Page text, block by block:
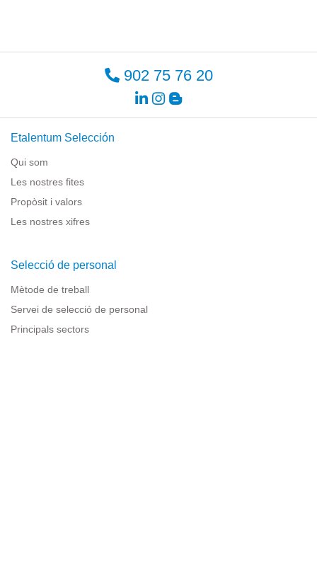
902 75 76 20
Etalentum Selección
Qui som
Les nostres fites
Propòsit i valors
Les nostres xifres
Selecció de personal
Mètode de treball
Servei de selecció de personal
Principals sectors